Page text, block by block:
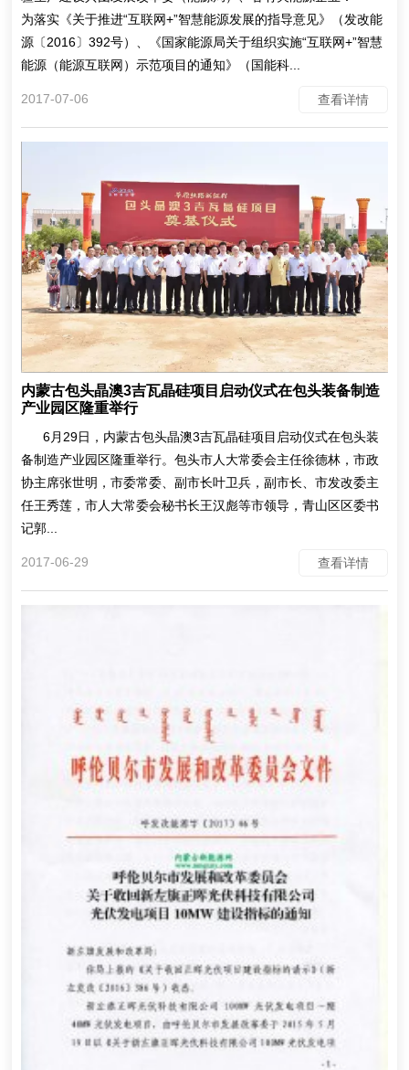
为落实《关于推进“互联网+”智慧能源发展的指导意见》（发改能
源〔2016〕392号）、《国家能源局关于组织实施“互联网+”智慧
能源（能源互联网）示范项目的通知》（国能科...
2017-07-06 查看详情
内蒙古包头晶澳3吉瓦晶硅项目启动仪式在包头装备制造
产业园区隆重举行
6月29日，内蒙古包头晶澳3吉瓦晶硅项目启动仪式在包头装
备制造产业园区隆重举行。包头市人大常委会主任徐德林，市政
协主席张世明，市委常委、副市长叶卫兵，副市长、市发改委主
任王秀莲，市人大常委会秘书长王汉彪等市领导，青山区区委书
记郭...
2017-06-29 查看详情